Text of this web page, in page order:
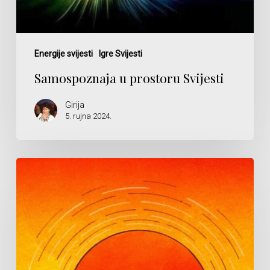
Energije svijesti Igre Svijesti
Samospoznaja u prostoru Svijesti
Girija
5. rujna 2024.
Izlaz
unutra